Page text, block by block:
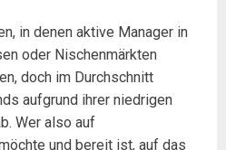
in denen aktive Manager in
oder Nischenmärkten
doch im Durchschnitt
aufgrund ihrer niedrigen
Wer also auf
und bereit ist, auf das